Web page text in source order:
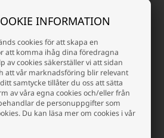
INFORMATION
cookies för att skapa en
att komma ihåg dina föredragna
av cookies säkerställer vi att sidan
att vår marknadsföring blir relevant
samtycke tillåter du oss att sätta
av våra egna cookies och/eller från
de personuppgifter som
Du kan läsa mer om cookies i vår